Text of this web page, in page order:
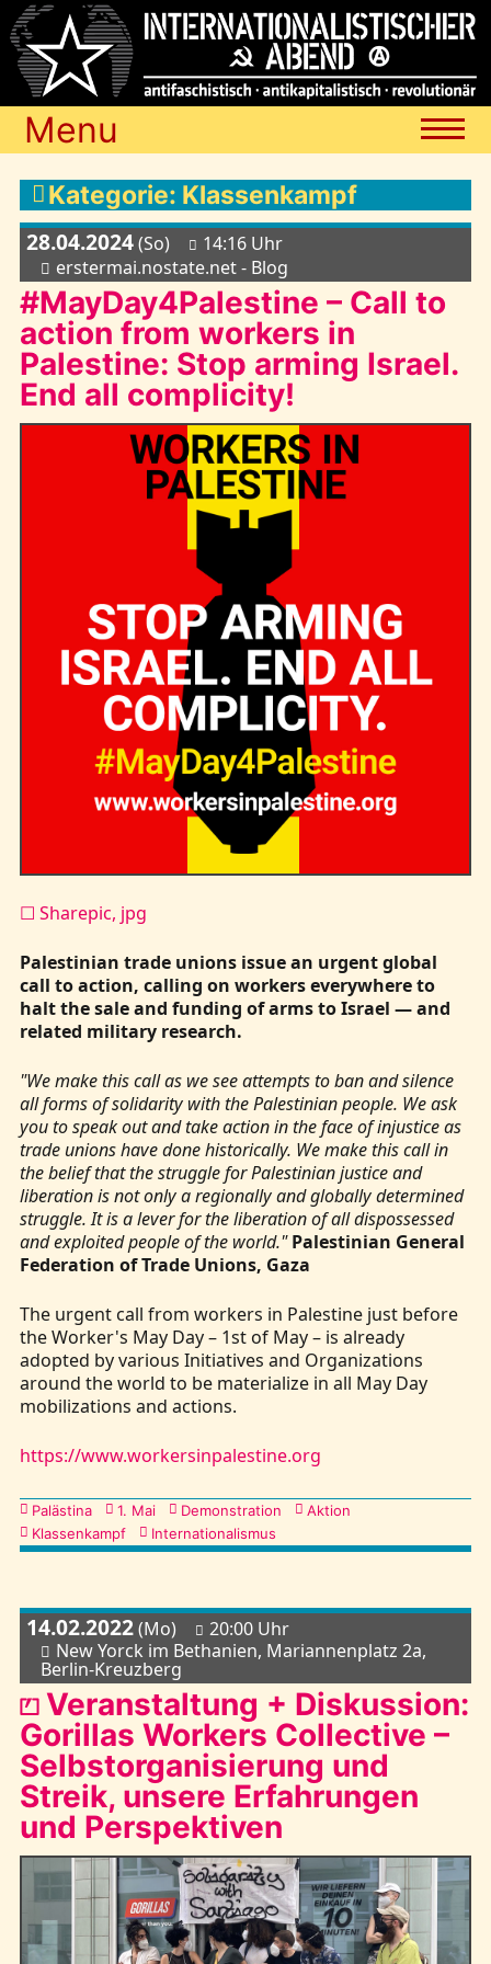
Menu
Termine
Blog
Media
Archiv
Links
Kategorie: Klassenkampf
28.04.2024(So)
14:16 Uhr
erstermai.nostate.net - Blog
#MayDay4Palestine – Call to
action from workers in
Palestine: Stop arming Israel.
End all complicity!
☐ Sharepic, jpg
Palestinian trade unions issue an urgent global
call to action, calling on workers everywhere to
halt the sale and funding of arms to Israel — and
related military research.
"We make this call as we see attempts to ban and silence
all forms of solidarity with the Palestinian people. We ask
you to speak out and take action in the face of injustice as
trade unions have done historically. We make this call in
the belief that the struggle for Palestinian justice and
liberation is not only a regionally and globally determined
struggle. It is a lever for the liberation of all dispossessed
and exploited people of the world." Palestinian General
Federation of Trade Unions, Gaza
The urgent call from workers in Palestine just before
the Worker's May Day – 1st of May – is already
adopted by various Initiatives and Organizations
around the world to be materialize in all May Day
mobilizations and actions.
https://www.workersinpalestine.org
Kategorien
Palästina 1. Mai Demonstration
Aktion
Klassenkampf
Internationalismus
14.02.2022(Mo)
20:00 Uhr
New Yorck im Bethanien, Mariannenplatz 2a,
Berlin-Kreuzberg
⏍ Veranstaltung + Diskussion:
Gorillas Workers Collective –
Selbstorganisierung und
Streik, unsere Erfahrungen
und Perspektiven